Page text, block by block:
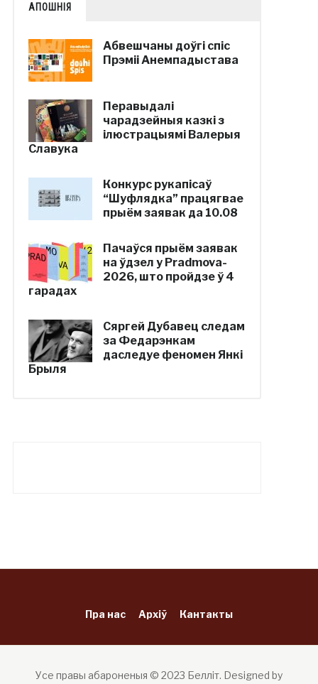
АПОШНІЯ
Абвешчаны доўгі спіс
Прэміі Анемпадыстава
Перавыдалі
чарадзейныя казкі з
ілюстрацыямі Валерыя
Славука
Конкурс рукапісаў
“Шуфлядка” працягвае
прыём заявак да 10.08
Пачаўся прыём заявак
на ўдзел у Pradmova-
2026, што пройдзе ў 4
гарадах
Сяргей Дубавец следам
за Федарэнкам
даследуе феномен Янкі
Брыля
Пра нас Архіў Кантакты
Усе правы абароненыя © 2023 Белліт. Designed by